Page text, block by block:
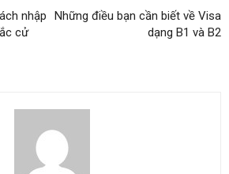
nhập
cử
Những điều bạn cần biết về Visa
dạng B1 và B2